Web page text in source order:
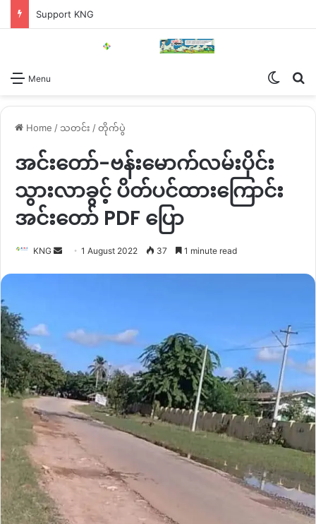
Support KNG
Menu
Home / သတင်း /တိုက်ပွဲ
အင်းတော်-ဗန်းမောက်လမ်းပိုင်း
သွားလာခွင့် ပိတ်ပင်ထားကြောင်း
အင်းတော် PDF ပြော
KNG
Send1 August 2022 37 1 minute read